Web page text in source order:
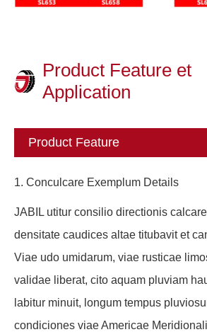
Product Feature et
Application
Product Feature
1. Conculcare Exemplum Details
JABIL utitur consilio directionis
densitate caudices altae titubavit et
Viae udo umidarum, viae rusticae
validae liberat, cito aquam pluviam
labitur minuit, longum tempus
condiciones viae Americae